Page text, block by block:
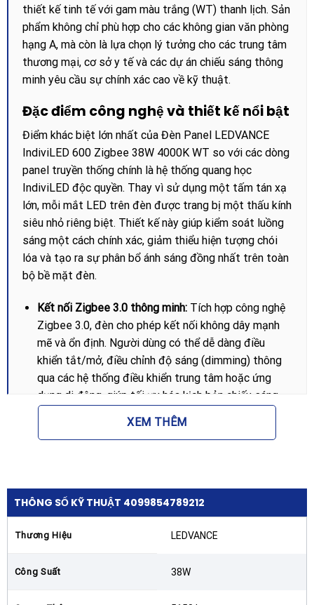
thiết kế tinh tế với gam màu trắng (WT) thanh lịch. Sản
phẩm không chỉ phù hợp cho các không gian văn phòng
hạng A, mà còn là lựa chọn lý tưởng cho các trung tâm
thương mại, cơ sở y tế và các dự án chiếu sáng thông
minh yêu cầu sự chính xác cao về kỹ thuật.
Đặc điểm công nghệ và thiết kế nổi bật
Điểm khác biệt lớn nhất của Đèn Panel LEDVANCE
IndiviLED 600 Zigbee 38W 4000K WT so với các dòng
panel truyền thống chính là hệ thống quang học
IndiviLED độc quyền. Thay vì sử dụng một tấm tán xạ
lớn, mỗi mắt LED trên đèn được trang bị một thấu kính
siêu nhỏ riêng biệt. Thiết kế này giúp kiểm soát luồng
sáng một cách chính xác, giảm thiểu hiện tượng chói
lóa và tạo ra sự phân bổ ánh sáng đồng nhất trên toàn
bộ bề mặt đèn.
Kết nối Zigbee 3.0 thông minh:Tích hợp công nghệ
Zigbee 3.0, đèn cho phép kết nối không dây mạnh
mẽ và ổn định. Người dùng có thể dễ dàng điều
khiển tắt/mở, điều chỉnh độ sáng (dimming) thông
qua các hệ thống điều khiển trung tâm hoặc ứng
dụng di động, giúp tối ưu hóa kịch bản chiếu sáng
mà không cần thay đổi hệ thống dây điện phức tạp.
Chỉ số chống chói UGR<19:Đây là chỉ số quan trọng
gây chói mắt trực tiếp, giúp bảo vệ thị lực và giảm
mệt mỏi cho nhân viên văn phòng khi phải làm việc
màu vượt trội, giúp tái tạo màu sắc vật thể một
quan trọng trong các khu vực thiết kế, showroom
XEM THÊM
THÔNG SỐ KỸ THUẬT 4099854789212
Thương Hiệu LEDVANCE
Công Suất 38W